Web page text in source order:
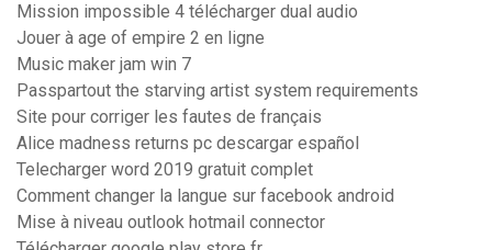
Mission impossible 4 télécharger dual audio
Jouer à age of empire 2 en ligne
Music maker jam win 7
Passpartout the starving artist system requirements
Site pour corriger les fautes de français
Alice madness returns pc descargar español
Telecharger word 2019 gratuit complet
Comment changer la langue sur facebook android
Mise à niveau outlook hotmail connector